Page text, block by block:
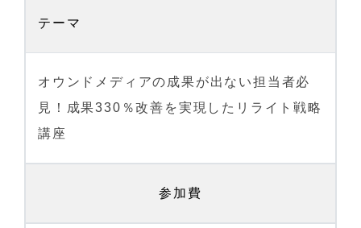
テーマ
オウンドメディアの成果が出ない担当者必
見！成果330％改善を実現したリライト戦略
講座
参加費